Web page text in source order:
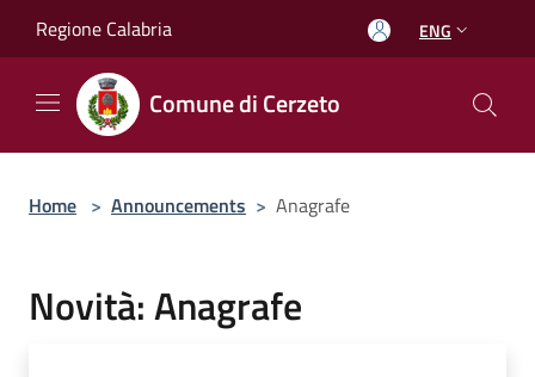
Regione Calabria ENG
Comune di Cerzeto
Home > Announcements > Anagrafe
Novità: Anagrafe